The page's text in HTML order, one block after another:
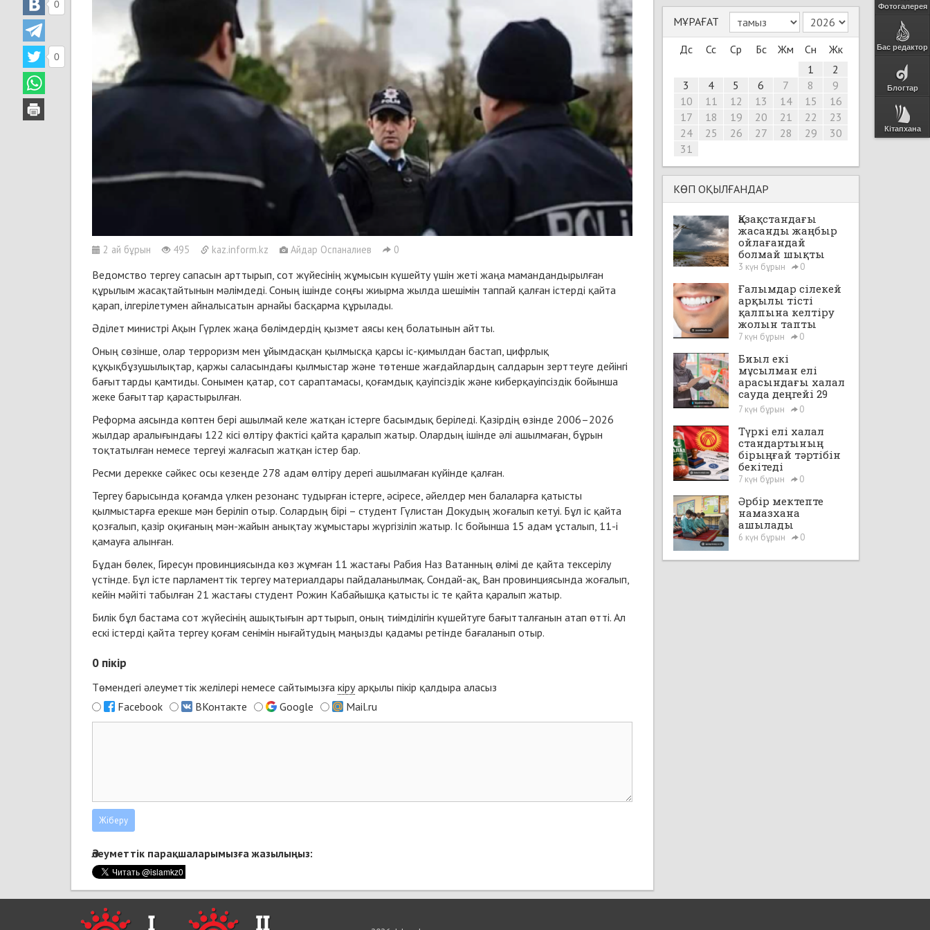
Фотогалерея
Бас редактор
Блогтар
Кітапхана
2 ай бұрын 495 kaz.inform.kz Айдар Оспаналиев 0
0
0
Ведомство тергеу сапасын арттырып, сот жүйесінің жұмысын күшейту үшін жеті жаңа мамандандырылған
құрылым жасақтайтынын мәлімдеді. Соның ішінде соңғы жиырма жылда шешімін таппай қалған істерді қайта
қарап, ілгерілетумен айналысатын арнайы басқарма құрылады.
Әділет министрі Ақын Гүрлек жаңа бөлімдердің қызмет аясы кең болатынын айтты.
Оның сөзінше, олар терроризм мен ұйымдасқан қылмысқа қарсы іс-қимылдан бастап, цифрлық
құқықбұзушылықтар, қаржы саласындағы қылмыстар және төтенше жағдайлардың салдарын зерттеуге дейінгі
бағыттарды қамтиды. Сонымен қатар, сот сараптамасы, қоғамдық қауіпсіздік және киберқауіпсіздік бойынша
жеке бағыттар қарастырылған.
Реформа аясында көптен бері ашылмай келе жатқан істерге басымдық беріледі. Қазірдің өзінде 2006–2026
жылдар аралығындағы 122 кісі өлтіру фактісі қайта қаралып жатыр. Олардың ішінде әлі ашылмаған, бұрын
тоқтатылған немесе тергеуі жалғасып жатқан істер бар.
Ресми дерекке сәйкес осы кезеңде 278 адам өлтіру дерегі ашылмаған күйінде қалған.
Тергеу барысында қоғамда үлкен резонанс тудырған істерге, әсіресе, әйелдер мен балаларға қатысты
қылмыстарға ерекше мән беріліп отыр. Солардың бірі – студент Гүлистан Докудың жоғалып кетуі. Бұл іс қайта
қозғалып, қазір оқиғаның мән-жайын анықтау жұмыстары жүргізіліп жатыр. Іс бойынша 15 адам ұсталып, 11-і
қамауға алынған.
Бұдан бөлек, Гиресун провинциясында көз жұмған 11 жастағы Рабия Наз Ватанның өлімі де қайта тексерілу
үстінде. Бұл істе парламенттік тергеу материалдары пайдаланылмақ. Сондай-ақ, Ван провинциясында жоғалып,
кейін мәйіті табылған 21 жастағы студент Рожин Кабайышқа қатысты іс те қайта қаралып жатыр.
Билік бұл бастама сот жүйесінің ашықтығын арттырып, оның тиімділігін күшейтуге бағытталғанын атап өтті. Ал
ескі істерді қайта тергеу қоғам сенімін нығайтудың маңызды қадамы ретінде бағаланып отыр.
0 пікір
Төмендегі әлеуметтік желілері немесе сайтымызға кіруарқылы пікір қалдыра аласыз
Facebook
ВКонтакте Google Mail.ru
Әлеуметтік парақшаларымызға жазылыңыз:
МҰРАҒАТ
Дс
Сс Ср Бс Жм Сн
Жк
1
2
3
4 5 6 7 8
9
10
11 12 13 14 15
16
17
18 19 20 21 22
23
24
25 26 27 28 29
30
31
КӨП ОҚЫЛҒАНДАР
Қазақстандағы
жасанды жаңбыр
ойлағандай
болмай шықты
3 күн бұрын 0
Ғалымдар сілекей
арқылы тісті
қалпына келтіру
жолын тапты
7 күн бұрын 0
Биыл екі
мұсылман елі
арасындағы халал
сауда деңгейі 29
млрд доллардан
асады
7 күн бұрын 0
Түркі елі халал
стандартының
бірыңғай тәртібін
бекітеді
7 күн бұрын 0
Әрбір мектепте
намазхана
ашылады
6 күн бұрын 0